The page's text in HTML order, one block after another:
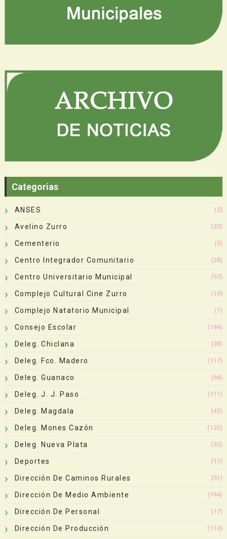
Categorias
ANSES (2)
Avelino Zurro (32)
Cementerio (5)
Centro Integrador Comunitario (28)
Centro Universitario Municipal (57)
Complejo Cultural Cine Zurro (10)
Complejo Natatorio Municipal (1)
Consejo Escolar (184)
Deleg. Chiclana (38)
Deleg. Fco. Madero (117)
Deleg. Guanaco (66)
Deleg. J. J. Paso (111)
Deleg. Magdala (45)
Deleg. Mones Cazón (120)
Deleg. Nueva Plata (32)
Deportes (11)
Dirección De Caminos Rurales (51)
Dirección De Medio Ambiente (194)
Dirección De Personal (17)
Dirección De Producción (110)